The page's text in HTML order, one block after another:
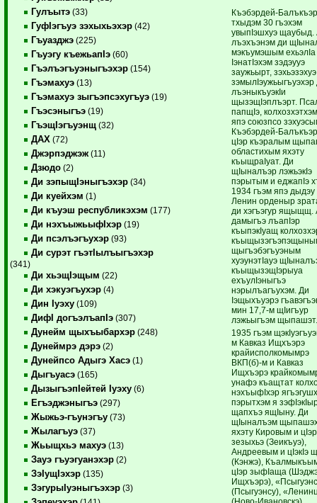
Гулъытэ (33)
ГуфIэгъуэ зэхыхьэхэр (42)
Гъуазджэ (225)
Гъуэгу къежьапIэ (60)
Гъэлъэгъуэныгъэхэр (154)
Гъэмахуэ (13)
Гъэмахуэ зыгъэпсэхугъуэ (19)
Гъэсэныгъэ (19)
ГъэщIэгъуэнщ (32)
ДАХ (72)
Джэрпэджэж (11)
Дзюдо (2)
Ди зэпыщIэныгъэхэр (34)
Ди куейхэм (1)
Ди къуэш республикэхэм (177)
Ди нэхъыжьыфIхэр (19)
Ди псэлъэгъухэр (93)
Ди сурэт гъэтIылъыгъэхэр
(341)
Ди хьэщIэщым (22)
Ди хэкуэгъухэр (4)
Дин Iуэху (109)
ДифI догъэлъапIэ (307)
Дунейм щыхъыбархэр (248)
Дунеймрэ дэрэ (2)
Дунейпсо Адыгэ Хасэ (1)
Дыгъуасэ (165)
ДызыгъэпIейтей Iуэху (6)
Егъэджэныгъэ (297)
Жыжьэ-гъунэгъу (73)
Жылагъуэ (37)
Жьыщхьэ махуэ (13)
Зауэ гъуэгуанэхэр (2)
ЗэIущIэхэр (135)
ЗэгурыIуэныгъэхэр (3)
Къэбэрдей-
тхыдэм 30 гъэхэм
увыпIэшхуэ щаубыд.
лъэхъэнэм ди
мэкъумэшым ехьэлIа
IэнатIэхэм зэдэууэ
заужьырт, зэхьэзэхуэ
зэмылIэужьыгъуэхэр
лъэныкъуэкIи
щызэщIэплъэрт.
папщIэ,
япэ союзпсо
Къэбэрдей-
цIэр къэралым
областихым яхэту
къыщраIуат. Ди
щIыналъэр лэжьэкIэ
пэрытым и еджапIэ
1934 гъэм япэ дыдэу
Ленин орденыр
ди хэгъэгур ящыщщ.
дамыгъэ лъапIэр
къыпэкIуащ
щыгъэбэгъуэным
хуэунэтIауэ
къыщызэщIэрыуа
ехъулIэныгъэ
нэрылъагъухэм. Ди
Iэщыхъуэрэ
мин 17,7-м щIигъур
лэжьыгъэм
1935 гъэм
м Кавказ Ищхъэрэ
крайисполкомымрэ
ВКП(б)-м и Кавказ
Ищхъэрэ
унафэ къащтат
нэхъыфIхэр
пэрытхэм я
щапхъэ ящIыну. Ди
щIыналъэм
яхэту Кировым и цIэр
зезыхьэ (Зеикъуэ),
Андреевым и цIэкIэ
(Кэнжэ),
цIэр зыфIаща
Ищхъэрэ),
(Псыгуэнсу),